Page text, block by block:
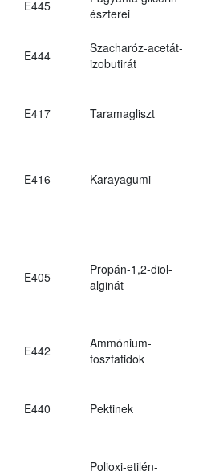
E445
észterei
E444
Szacharóz-acetát-
izobutirát
E417 Taramagliszt
E416 Karayagumi
E405
Propán-1,2-diol-
alginát
E442
Ammónium-
foszfatidok
E440 Pektinek
Polioxi-etilén-